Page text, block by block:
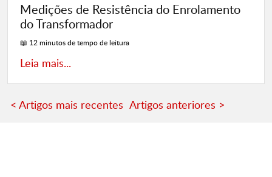
Medições de Resistência do Enrolamento
do Transformador
📖 12 minutos de tempo de leitura
Leia mais...
< Artigos mais recentes Artigos anteriores >